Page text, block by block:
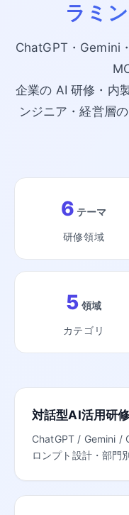
ラミ
ChatGPT・Gemini
企業の AI 研修・内
ンジニア・経営層
6 テーマ
研修領域
5 領域
カテゴリ
対話型AI活用研
ChatGPT / Gemini /
ロンプト設計・部門